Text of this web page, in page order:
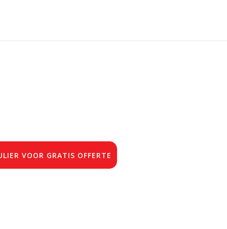
VOOR GRATIS OFFERTE